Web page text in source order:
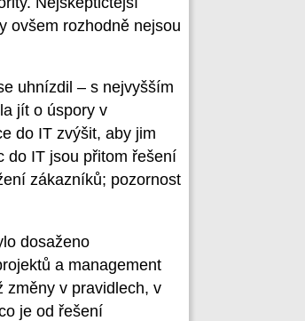
ovšem rozhodně nejsou
uhnízdil – s nejvyšším
jít o úspory v
do IT zvýšit, aby jim
do IT jsou přitom řešení
zákazníků; pozornost
dosaženo
a management
změny v pravidlech, v
je od řešení